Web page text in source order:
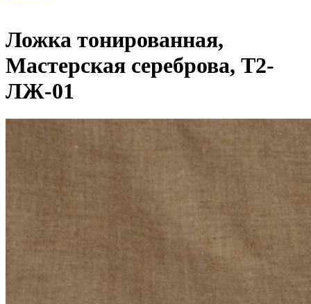
Ложка тонированная,
Мастерская сереброва, Т2-
ЛЖ-01